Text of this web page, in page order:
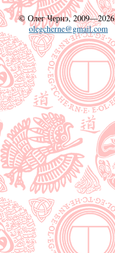
© Олег Чернэ, 2009—2026
olegcherne@gmail.com